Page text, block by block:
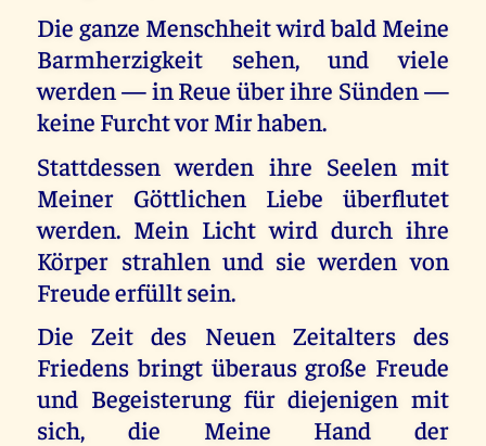
Die ganze Menschheit wird bald Meine
Barmherzigkeit sehen, und viele
werden — in Reue über ihre Sünden —
keine Furcht vor Mir haben.
Stattdessen werden ihre Seelen mit
Meiner Göttlichen Liebe überflutet
werden. Mein Licht wird durch ihre
Körper strahlen und sie werden von
Freude erfüllt sein.
Die Zeit des Neuen Zeitalters des
Friedens bringt überaus große Freude
und Begeisterung für diejenigen mit
sich, die Meine Hand der